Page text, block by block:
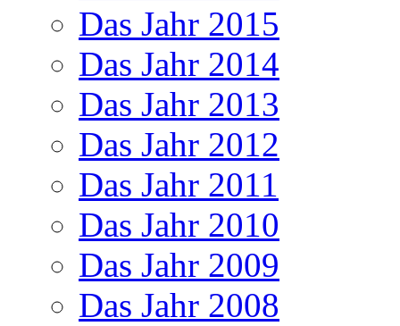
Das Jahr 2015
Das Jahr 2014
Das Jahr 2013
Das Jahr 2012
Das Jahr 2011
Das Jahr 2010
Das Jahr 2009
Das Jahr 2008